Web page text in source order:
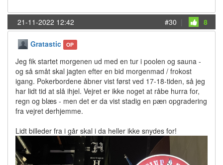
21-11-2022 12:42 #30 | 8
Gratastic OP
Jeg fik startet morgenen ud med en tur i poolen og sauna -
og så småt skal jagten efter en bid morgenmad / frokost
igang. Pokerbordene åbner vist først ved 17-18-tiden, så jeg
har lidt tid at slå ihjel. Vejret er ikke noget at råbe hurra for,
regn og blæs - men det er da vist stadig en pæn opgradering
fra vejret derhjemme.
Lidt billeder fra i går skal i da heller ikke snydes for!